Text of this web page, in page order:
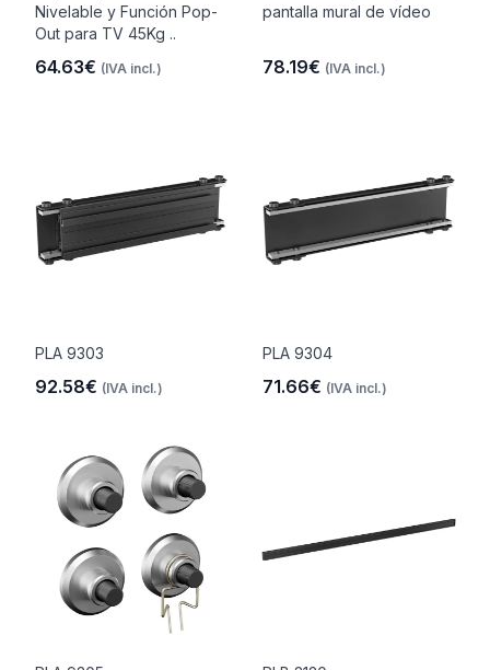
Nivelable y Función Pop-
Out para TV 45Kg ..
64.63€ (IVA incl.)
pantalla mural de vídeo
78.19€ (IVA incl.)
PLA 9303
92.58€ (IVA incl.)
PLA 9304
71.66€ (IVA incl.)